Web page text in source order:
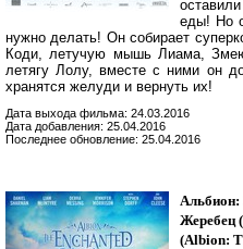
еды! Но
нужно делать! Он собирает
Коди, летучую мышь Лиама,
летягу Лолу, вместе с ними он
хранятся желуди и вернуть их!
Дата выхода фильма: 24.03.2016
Дата добавления: 25.04.2016
Последнее обновление: 25.04.2016
Жеребец
(Albion: